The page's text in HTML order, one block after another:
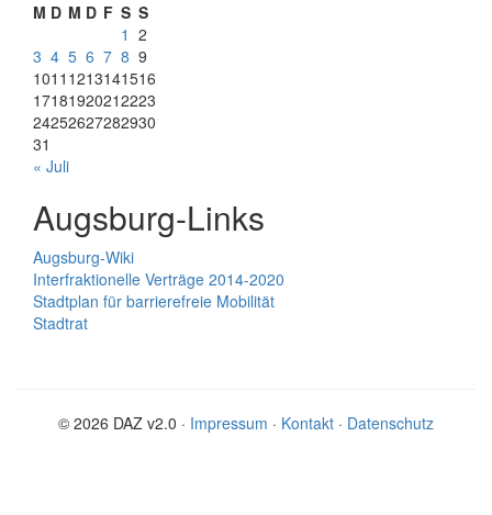
M D M D F S S
1 2
3 4 5 6 7 8 9
1011 1213141516
17181920212223
24252627282930
31
« Juli
Augsburg-Links
Augsburg-Wiki
Interfraktionelle Verträge 2014-2020
Stadtplan für barrierefreie Mobilität
Stadtrat
© 2026 DAZ v2.0 · Impressum · Kontakt · Datenschutz